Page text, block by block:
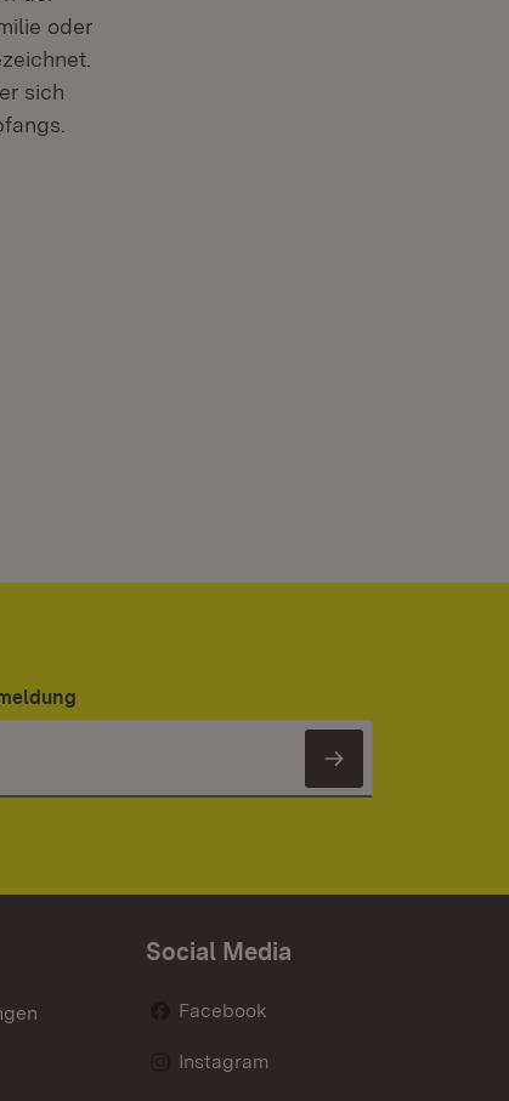
oder
sich
Newsletter
Social Media
Facebook
Instagram